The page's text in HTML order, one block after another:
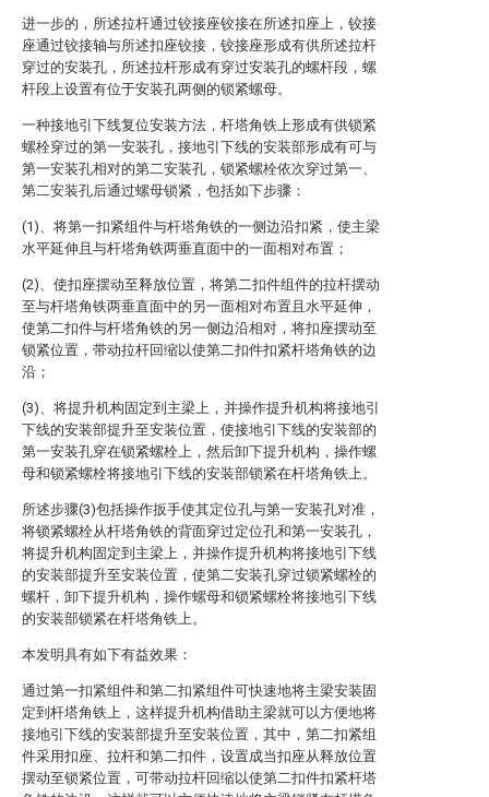
进一步的，所述拉杆通过铰接座铰接在所述扣座上，铰接
座通过铰接轴与所述扣座铰接，铰接座形成有供所述拉杆
穿过的安装孔，所述拉杆形成有穿过安装孔的螺杆段，螺
杆段上设置有位于安装孔两侧的锁紧螺母。
一种接地引下线复位安装方法，杆塔角铁上形成有供锁紧
螺栓穿过的第一安装孔，接地引下线的安装部形成有可与
第一安装孔相对的第二安装孔，锁紧螺栓依次穿过第一、
第二安装孔后通过螺母锁紧，包括如下步骤：
(1)、将第一扣紧组件与杆塔角铁的一侧边沿扣紧，使主梁
水平延伸且与杆塔角铁两垂直面中的一面相对布置；
(2)、使扣座摆动至释放位置，将第二扣件组件的拉杆摆动
至与杆塔角铁两垂直面中的另一面相对布置且水平延伸，
使第二扣件与杆塔角铁的另一侧边沿相对，将扣座摆动至
锁紧位置，带动拉杆回缩以使第二扣件扣紧杆塔角铁的边
沿；
(3)、将提升机构固定到主梁上，并操作提升机构将接地引
下线的安装部提升至安装位置，使接地引下线的安装部的
第一安装孔穿在锁紧螺栓上，然后卸下提升机构，操作螺
母和锁紧螺栓将接地引下线的安装部锁紧在杆塔角铁上。
所述步骤(3)包括操作扳手使其定位孔与第一安装孔对准，
将锁紧螺栓从杆塔角铁的背面穿过定位孔和第一安装孔，
将提升机构固定到主梁上，并操作提升机构将接地引下线
的安装部提升至安装位置，使第二安装孔穿过锁紧螺栓的
螺杆，卸下提升机构，操作螺母和锁紧螺栓将接地引下线
的安装部锁紧在杆塔角铁上。
本发明具有如下有益效果：
通过第一扣紧组件和第二扣紧组件可快速地将主梁安装固
定到杆塔角铁上，这样提升机构借助主梁就可以方便地将
接地引下线的安装部提升至安装位置，其中，第二扣紧组
件采用扣座、拉杆和第二扣件，设置成当扣座从释放位置
摆动至锁紧位置，可带动拉杆回缩以使第二扣件扣紧杆塔